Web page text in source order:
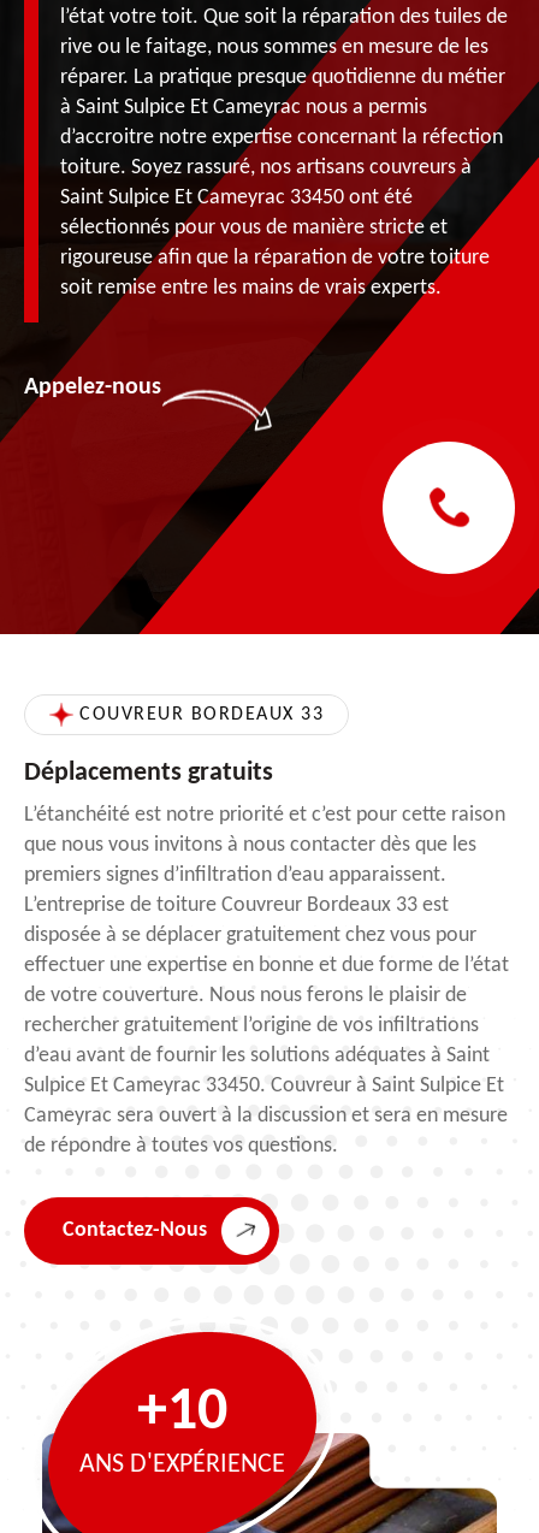
l’état votre toit. Que soit la réparation des tuiles de
rive ou le faitage, nous sommes en mesure de les
réparer. La pratique presque quotidienne du métier
à Saint Sulpice Et Cameyrac nous a permis
d’accroitre notre expertise concernant la réfection
toiture. Soyez rassuré, nos artisans couvreurs à
Saint Sulpice Et Cameyrac 33450 ont été
sélectionnés pour vous de manière stricte et
rigoureuse afin que la réparation de votre toiture
soit remise entre les mains de vrais experts.
Appelez-nous
COUVREUR BORDEAUX 33
Déplacements gratuits
L’étanchéité est notre priorité et c’est pour cette raison
que nous vous invitons à nous contacter dès que les
premiers signes d’infiltration d’eau apparaissent.
L’entreprise de toiture Couvreur Bordeaux 33 est
disposée à se déplacer gratuitement chez vous pour
effectuer une expertise en bonne et due forme de l’état
de votre couverture. Nous nous ferons le plaisir de
rechercher gratuitement l’origine de vos infiltrations
d’eau avant de fournir les solutions adéquates à Saint
Sulpice Et Cameyrac 33450. Couvreur à Saint Sulpice Et
Cameyrac sera ouvert à la discussion et sera en mesure
de répondre à toutes vos questions.
Contactez-Nous
+10
ANS D'EXPÉRIENCE